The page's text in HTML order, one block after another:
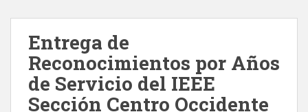
Entrega de
Reconocimientos por Años
de Servicio del IEEE
Sección Centro Occidente